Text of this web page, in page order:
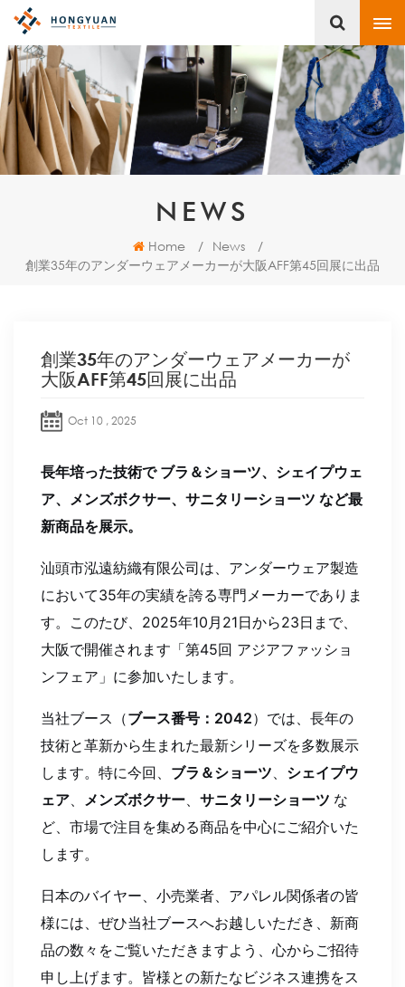
NEWS
Home / News
/
創業35年のアンダーウェアメーカーが大阪AFF第45回展に出品
創業35年のアンダーウェアメーカーが
大阪AFF第45回展に出品
Oct 10 , 2025
長年培った技術で ブラ＆ショーツ、シェイプウェ
ア、メンズボクサー、サニタリーショーツ など最
新商品を展示。
汕頭市泓遠紡織有限公司は、アンダーウェア製造
において35年の実績を誇る専門メーカーでありま
す。このたび、2025年10月21日から23日まで、
大阪で開催されます「第45回 アジアファッショ
ンフェア」に参加いたします。
当社ブース（ブース番号：2042）では、長年の
技術と革新から生まれた最新シリーズを多数展示
します。特に今回、 ブラ＆ショーツ
シェイプウ
ェア
メンズボクサー サニタリーショーツ な
ど、市場で注目を集める商品を中心にご紹介いた
します。
日本のバイヤー、小売業者、アパレル関係者の皆
様には、ぜひ当社ブースへお越しいただき、新商
品の数々をご覧いただきますよう、心からご招待
申し上げます。皆様との新たなビジネス連携をス